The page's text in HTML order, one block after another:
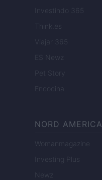
Investindo 365
Think.es
Viajar 365
ES Newz
Pet Story
Encocina
NORD AMERICA
Womanmagazine
Investing Plus
Newz